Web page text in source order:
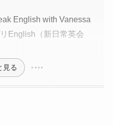
English with Vanessa
English（新日常英会
見る